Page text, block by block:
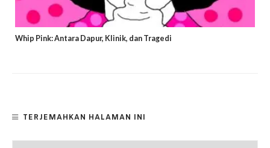
Whip Pink: Antara Dapur, Klinik, dan Tragedi
TERJEMAHKAN HALAMAN INI